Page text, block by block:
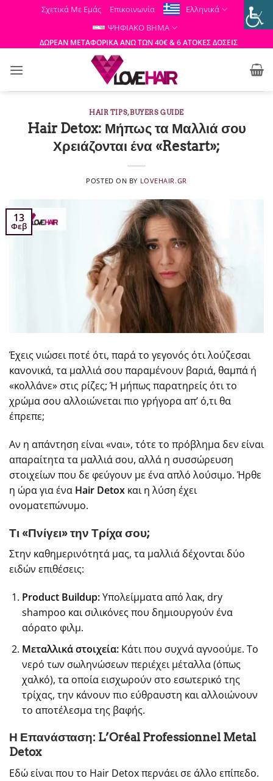
Μετάβαση
περιεχόμενο
Σχετικά Με Εμάς Επικοινωνία
Ελληνικά
ΨΗΦΙΑΚΟ ΒΗΜΑ
ΔΩΡΕΑΝ ΜΕΤΑΦΟΡΙΚΑ ΑΝΩ ΤΩΝ 40€ & 6 ΑΤΟΚΕΣ ΔΟΣΕΙΣ
HAIR TIPS,BUYERS GUIDE
Hair Detox: Μήπως τα Μαλλιά σου
Χρειάζονται ένα «Restart»;
POSTED ON BY LOVEHAIR.GR
13
Φεβ
Έχεις νιώσει ποτέ ότι, παρά το γεγονός ότι λούζεσαι
κανονικά, τα μαλλιά σου παραμένουν βαριά, θαμπά ή
«κολλάνε» στις ρίζες; Ή μήπως παρατηρείς ότι το
χρώμα σου αλλοιώνεται πιο γρήγορα απ’ ό,τι θα
έπρεπε;
Αν η απάντηση είναι «ναι», τότε το πρόβλημα δεν είναι
απαραίτητα τα μαλλιά σου, αλλά η συσσώρευση
στοιχείων που δε φεύγουν με ένα απλό λούσιμο. Ήρθε
η ώρα για ένα Hair Detox και η λύση έχει
ονοματεπώνυμο.
Τι «Πνίγει» την Τρίχα σου;
Στην καθημερινότητά μας, τα μαλλιά δέχονται δύο
ειδών επιθέσεις:
Product Buildup:Υπολείμματα από λακ, dry
shampoo και σιλικόνες που δημιουργούν ένα
αόρατο φιλμ.
Μεταλλικά στοιχεία:Κάτι που συχνά αγνοούμε. Το
νερό των σωληνώσεων περιέχει μέταλλα (όπως
χαλκό), τα οποία εισχωρούν στο εσωτερικό της
τρίχας, την κάνουν πιο εύθραυστη και αλλοιώνουν
το αποτέλεσμα της βαφής.
Η Επανάσταση: L’Oréal Professionnel Metal
Detox
Εδώ είναι που το Hair Detox περνάει σε άλλο επίπεδο.